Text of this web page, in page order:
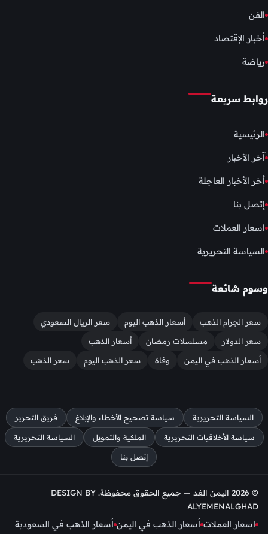
الفن
أخبار الإقتصاد
رياضة
روابط سريعة
الرئيسية
آخر الأخبار
أخر الأخبار العاجلة
إتصل بنا
اسعار العملات
السياسة التحريرية
وسوم شائعة
سعر الجرام الذهب أسعار الذهب اليوم
سعر الريال السعودي
سعر الدولار
مسلسلات رمضان
أسعار الذهب
أسعار الذهب في اليمن
وفاة سعر الذهب اليوم سعر الذهب
السياسة التحريرية سياسة تصحيح الأخطاء والإبلاغ فريق التحرير
سياسة الأخلاقيات التحريرية الملكية والتمويل السياسة التحريرية
إتصل بنا
© 2026 اليمن الغد — جميع الحقوق محفوظة. DESIGN BY
ALYEMENALGHAD
اسعار العملات أسعار الذهب في اليمن أسعار الذهب في السعودية